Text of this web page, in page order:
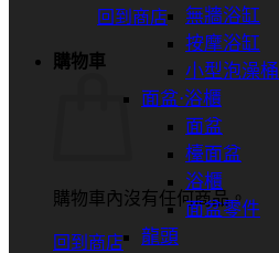
回到商店
購物車
購物車內沒有任何商品。
回到商店
無牆浴缸
按摩浴缸
小型泡澡桶
面盆⋅浴櫃
面盆
檯面盆
浴櫃
面盆零件
龍頭